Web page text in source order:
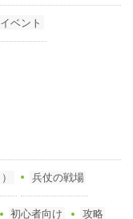
イベント
兵仗の戦場
初心者向け 攻略